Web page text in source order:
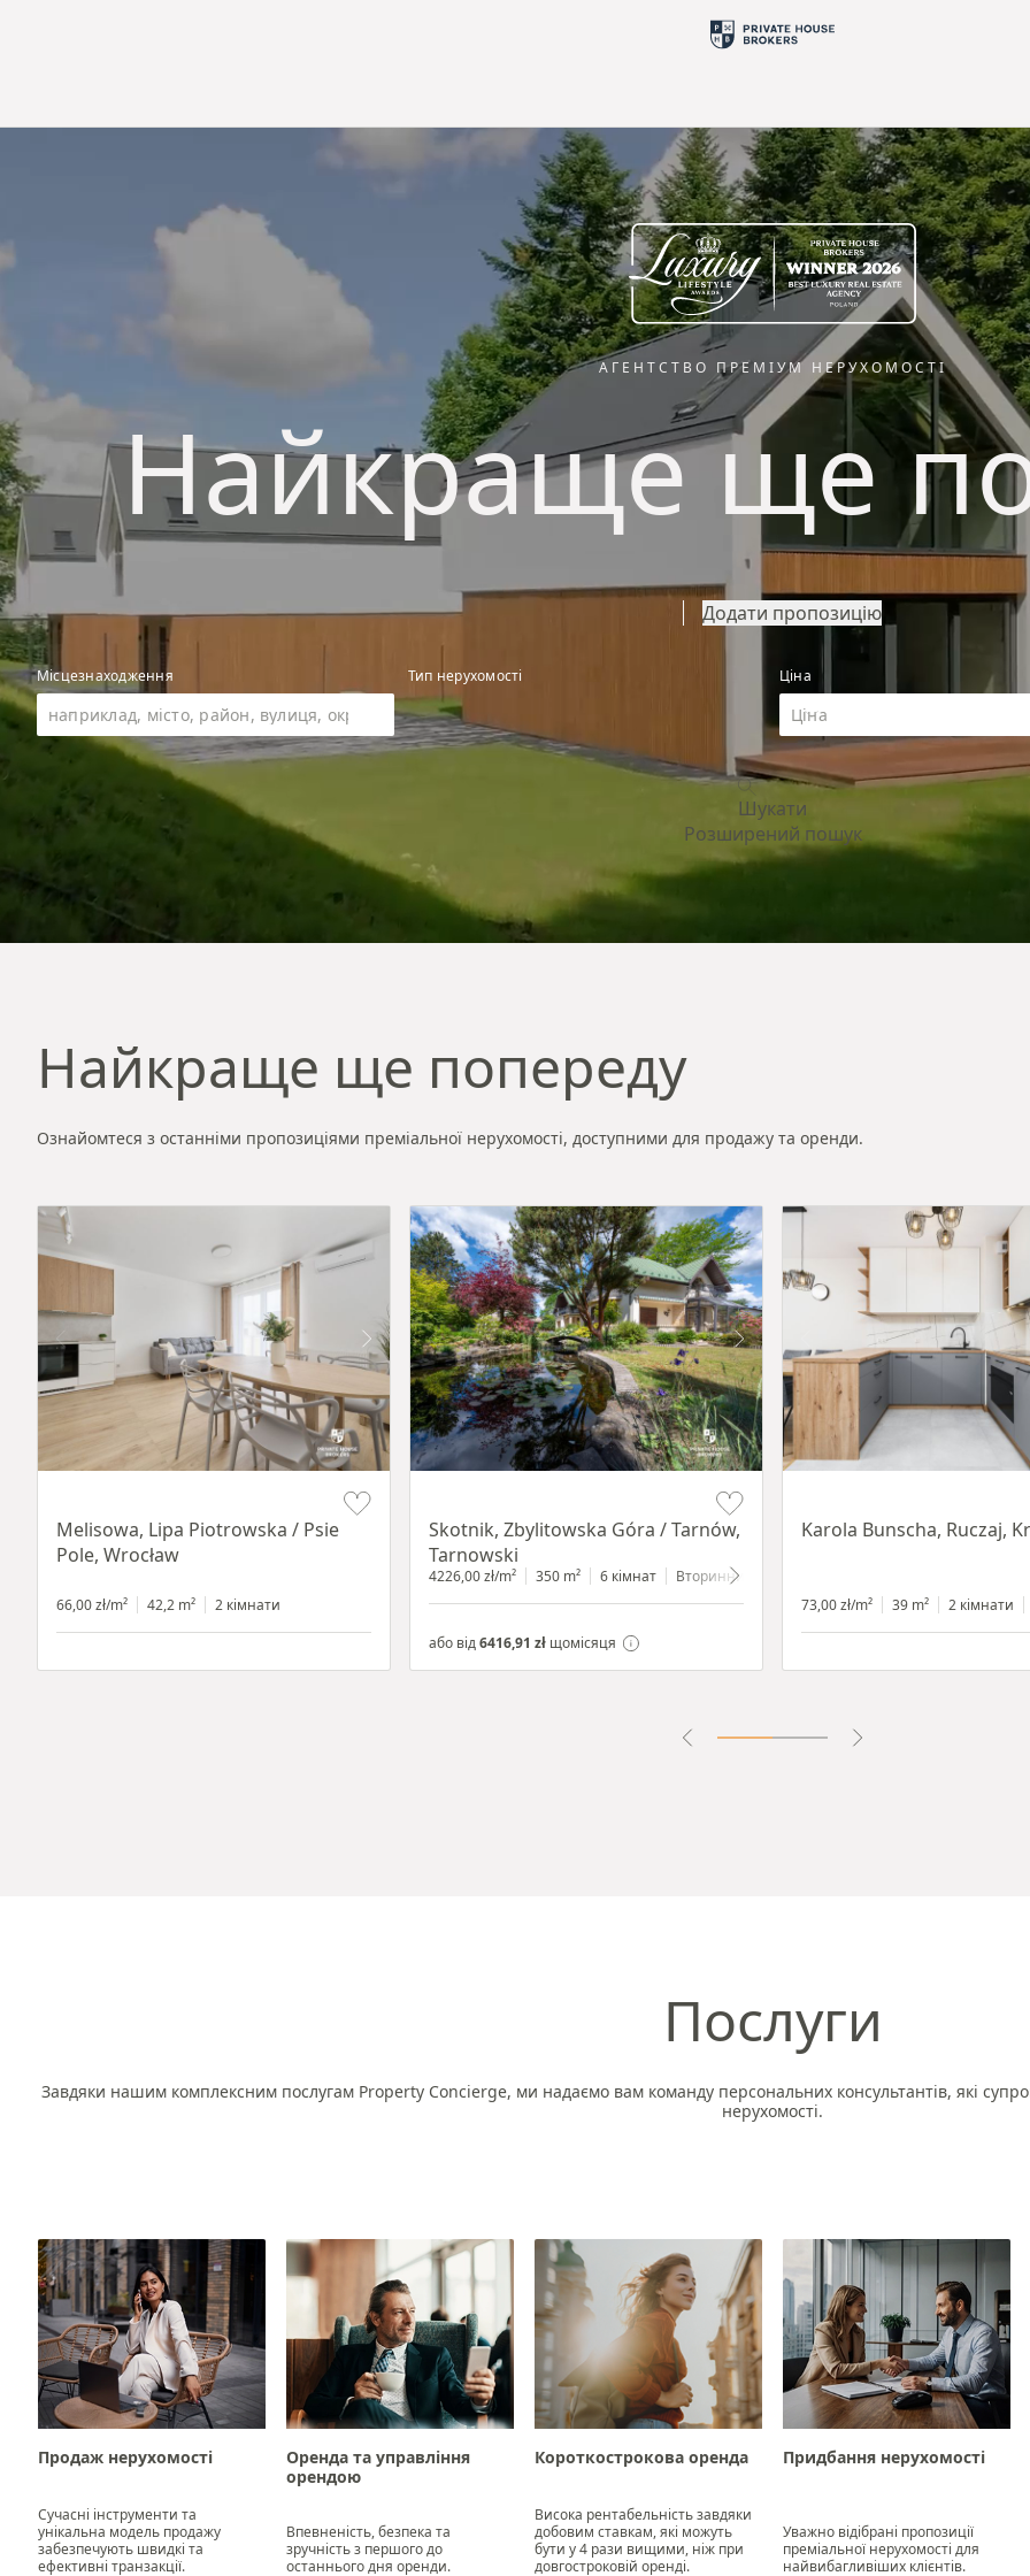
АГЕНТСТВО ПРЕМІУМ НЕРУХОМОСТІ
Найкраще ще
Додати пропозицію
Місцезнаходження Тип нерухомості Ціна
Шукати
Розширений пошук
Найкраще ще попереду
Ознайомтеся з останніми пропозиціями преміальної нерухомості, доступними для продажу та оренди.
Melisowa, Lipa Piotrowska / Psie
Pole, Wrocław
66,00 zł/m² 42,2 m² 2 кімнати
Skotnik, Zbylitowska Góra / Tarnów,
Tarnowski
4226,00 zł/m² 350 m² 6 кімнат Вторинний
або від6416,91 zł щомісяця
Karola Bunscha, Ruczaj,
73,00 zł/m² 39 m² 2 кімнати
Послуги
Завдяки нашим комплексним послугам Property Concierge, ми надаємо вам команду персональних консультантів, які
нерухомості.
Продаж нерухомості
Сучасні інструменти та
унікальна модель продажу
забезпечують швидкі та
ефективні транзакції.
Оренда та управління
орендою
Впевненість, безпека та
зручність з першого до
останнього дня оренди.
Короткострокова оренда
Висока рентабельність завдяки
добовим ставкам, які можуть
бути у 4 рази вищими, ніж при
довгостроковій оренді.
Придбання нерухомості
Уважно відібрані пропозиції
преміальної нерухомості для
найвибагливіших клієнтів.